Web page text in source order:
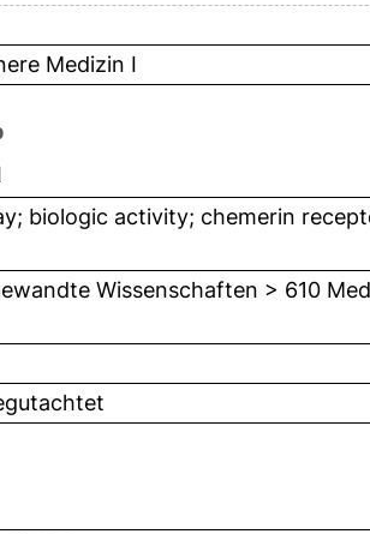
Medizin I
biologic activity; chemerin
Wissenschaften > 610